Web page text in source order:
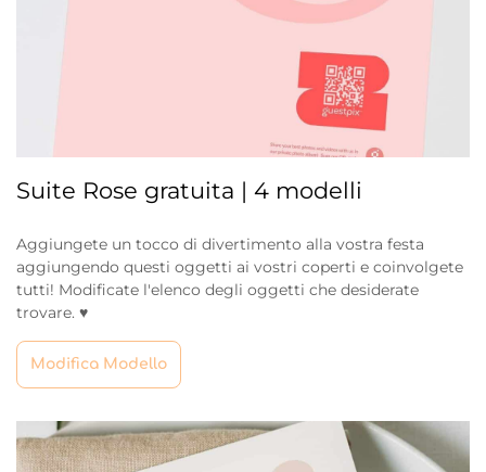
Suite Rose gratuita | 4 modelli
Aggiungete un tocco di divertimento alla vostra festa
aggiungendo questi oggetti ai vostri coperti e coinvolgete
tutti! Modificate l'elenco degli oggetti che desiderate
trovare. ♥
Modifica Modello